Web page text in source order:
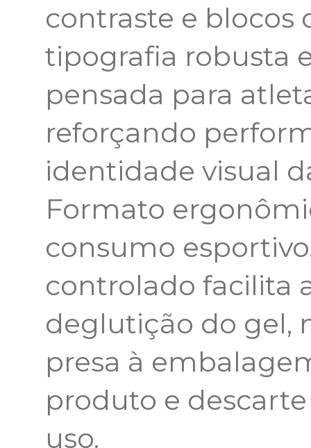
contraste e blocos
tipografia robusta
pensada para
reforçando
identidade visual
Formato
consumo
controlado facilita
deglutição do gel,
presa à
produto e
uso.